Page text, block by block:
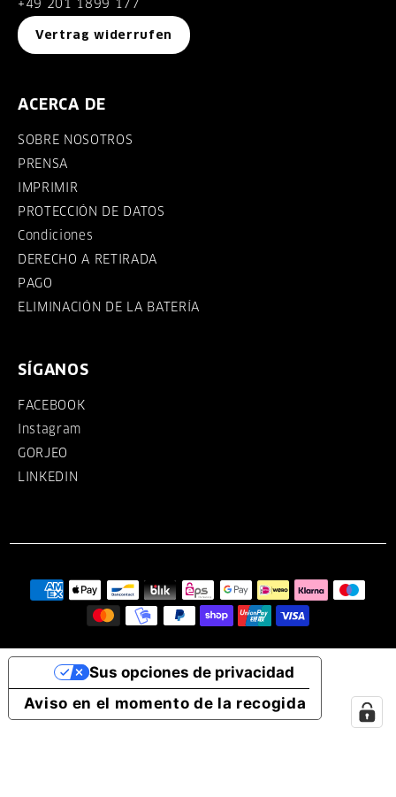
+49 201 1899 177
Vertrag widerrufen
ACERCA DE
SOBRE NOSOTROS
PRENSA
IMPRIMIR
PROTECCIÓN DE DATOS
Condiciones
DERECHO A RETIRADA
PAGO
ELIMINACIÓN DE LA BATERÍA
SÍGANOS
FACEBOOK
Instagram
GORJEO
LINKEDIN
Aviso en el momento de la recogida
Sus opciones de privacidad